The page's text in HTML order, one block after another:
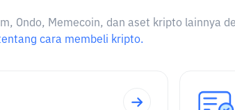
Ondo, Memecoin, dan aset kripto lainnya
cara membeli kripto.